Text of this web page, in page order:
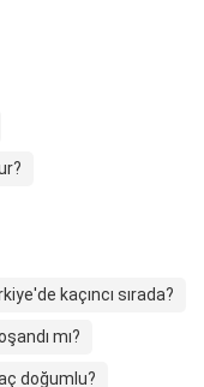
kaçıncı sırada?
mı?
doğumlu?